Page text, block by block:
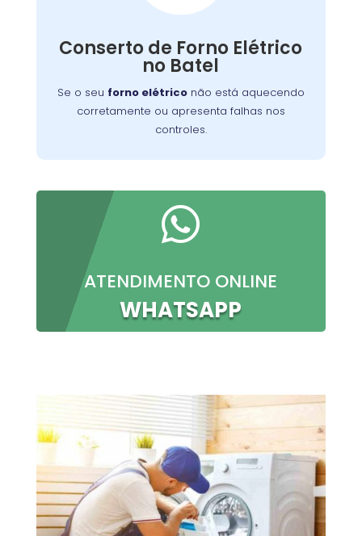
Conserto de Forno Elétrico
no Batel
Se o seu forno elétriconão está aquecendo
corretamente ou apresenta falhas nos
controles.
o problema, permitindo que você continue a
preparar suas refeições favoritas sem

ATENDIMENTO ONLINE
WHATSAPP